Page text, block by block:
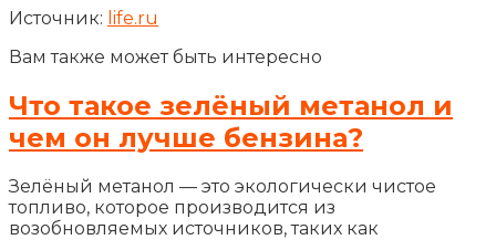
Источник: life.ru
Вам также может быть интересно
Что такое зелёный метанол и
чем он лучше бензина?
Зелёный метанол — это экологически чистое
топливо, которое производится из
возобновляемых источников, таких как